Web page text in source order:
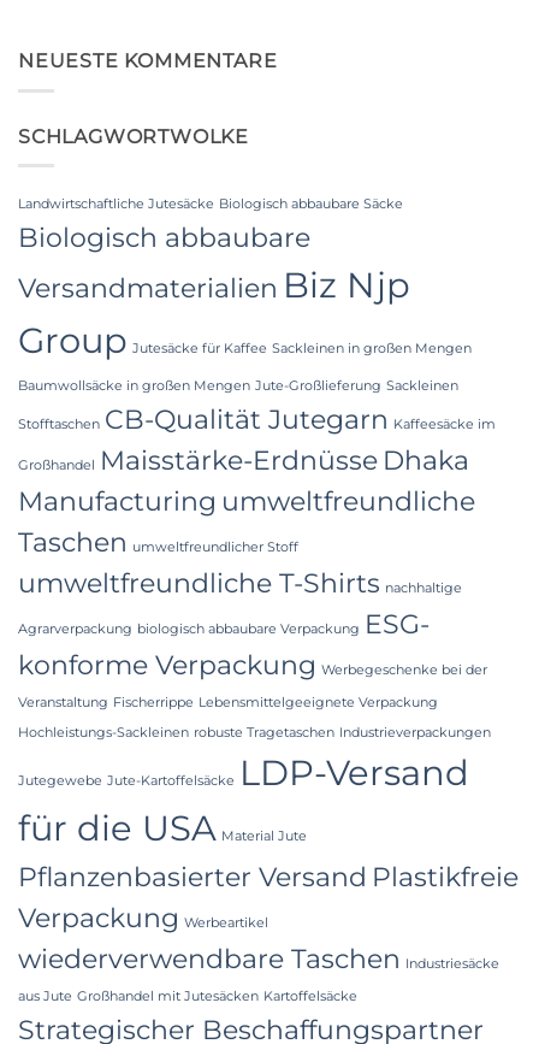
Woven
Bags
a
Premier
in
Food
Grade
High-
NEUESTE KOMMENTARE
SCHLAGWORTWOLKE
Landwirtschaftliche Jutesäcke Biologisch abbaubare Säcke
Biologisch abbaubare
Versandmaterialien Biz Njp
Group Jutesäcke für Kaffee Sackleinen in großen Mengen
Baumwollsäcke in großen Mengen Jute-Großlieferung Sackleinen
Stofftaschen CB-Qualität Jutegarn Kaffeesäcke im
Großhandel Maisstärke-Erdnüsse Dhaka
Manufacturing umweltfreundliche
Taschen umweltfreundlicher Stoff
umweltfreundliche T-Shirts nachhaltige
Agrarverpackung biologisch abbaubare Verpackung ESG-
konforme Verpackung Werbegeschenke bei der
Veranstaltung Fischerrippe Lebensmittelgeeignete Verpackung
Hochleistungs-Sackleinen robuste Tragetaschen Industrieverpackungen
Jutegewebe Jute-Kartoffelsäcke
LDP-Versand
für die USA Material Jute
Pflanzenbasierter Versand Plastikfreie
Verpackung Werbeartikel
wiederverwendbare Taschen Industriesäcke
aus Jute Großhandel mit Jutesäcken Kartoffelsäcke
Strategischer Beschaffungspartner